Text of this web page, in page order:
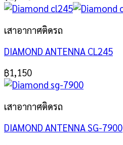
เสาอากาศติดรถ
DIAMOND ANTENNA CL245
฿1,150
เสาอากาศติดรถ
DIAMOND ANTENNA SG-7900